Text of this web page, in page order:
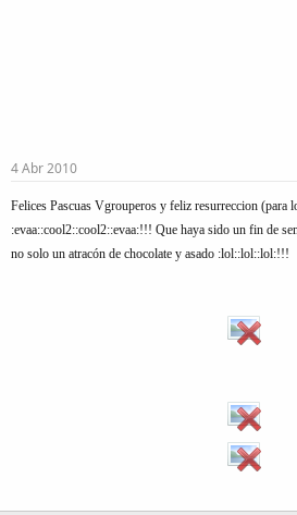
4 Abr 2010
Felices Pascuas Vgrouperos y feliz resurreccion (para
:evaa::cool2::cool2::evaa:!!! Que haya sido un fin de
no solo un atracón de chocolate y asado :lol::lol::lol:!!!